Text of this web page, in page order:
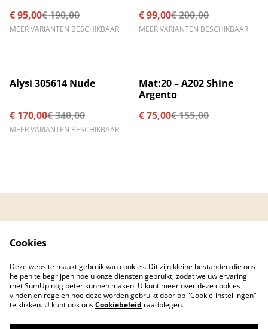
€ 95,00€ 190,00
MEER VARIANTEN BESCHIKBAAR
€ 99,00€ 200,00
MEER VARIANTEN BESCHIKBAAR
%
Alysi 305614 Nude
€ 170,00€ 340,00
MEER VARIANTEN BESCHIKBAAR
%
Mat:20 – A202 Shine
Argento
€ 75,00€ 155,00
Created by © 2026
PC Care Center
Cookies
Deze website maakt gebruik van cookies. Dit zijn kleine bestanden die ons
helpen te begrijpen hoe u onze diensten gebruikt, zodat we uw ervaring
met SumUp nog beter kunnen maken. U kunt meer over deze cookies
vinden en regelen hoe deze worden gebruikt door op "Cookie-instellingen"
te klikken. U kunt ook onsCookiebeleid raadplegen.